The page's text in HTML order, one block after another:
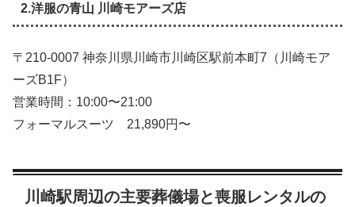
2.洋服の青山 川崎モアーズ店
〒210-0007 神奈川県川崎市川崎区駅前本町7（川崎モア
ーズB1F）
営業時間：10:00〜21:00
フォーマルスーツ 21,890円〜
川崎駅周辺の主要葬儀場と喪服レンタルの